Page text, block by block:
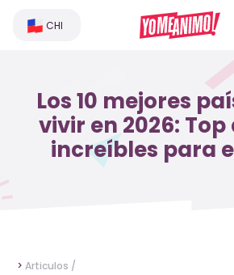
CHI
Los 10 mejores
vivir en 2026:
increíbles para
> Articulos /